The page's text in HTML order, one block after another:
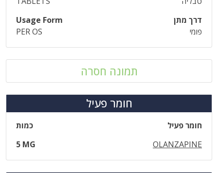
דרך מתן
Usage Form
פומי
PER OS
תמונה חסרה
חומר פעיל
חומר פעיל
כמות
OLANZAPINE
5 MG